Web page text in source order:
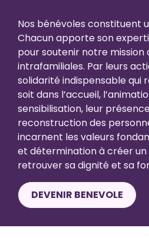
Nos bénévoles constituent
Chacun apporte son
pour soutenir notre
intrafamiliales. Par leurs
solidarité indispensable
soit dans l’accueil,
sensibilisation, leur
reconstruction des
incarnent les valeurs
et détermination à créer
retrouver sa dignité et sa
DEVENIR BENEVOLE